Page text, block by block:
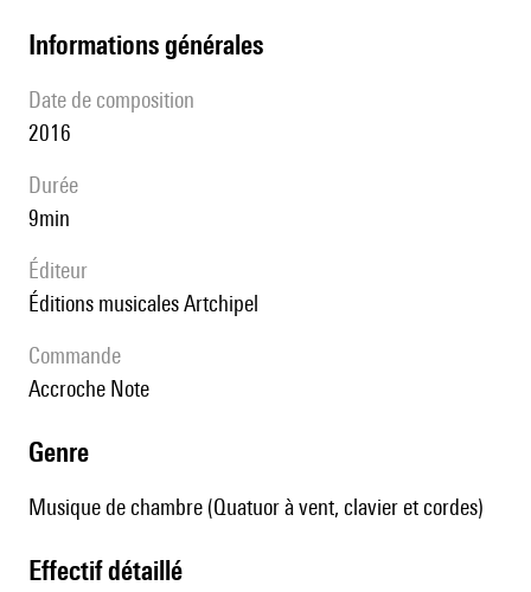
informations générales
date de composition
2016
durée
9min
éditeur
Éditions musicales Artchipel
Commande
Accroche Note
genre
Musique de chambre (Quatuor à vent, clavier et cordes)
effectif détaillé